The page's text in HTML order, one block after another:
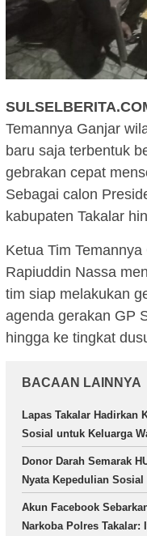
Temannya Ganjar
baru saja terbentuk
gebrakan cepat
Sebagai calon
kabupaten Takalar
Ketua Tim
Rapiuddin Nassa
tim siap melakukan
agenda gerakan GP
hingga ke tingkat
BACAAN LAINNYA
Lapas Takalar Hadirkan
Sosial untuk Keluarga
Donor Darah Semarak
Nyata Kepedulian Sosial
Akun Facebook
Narkoba Polres Takalar: